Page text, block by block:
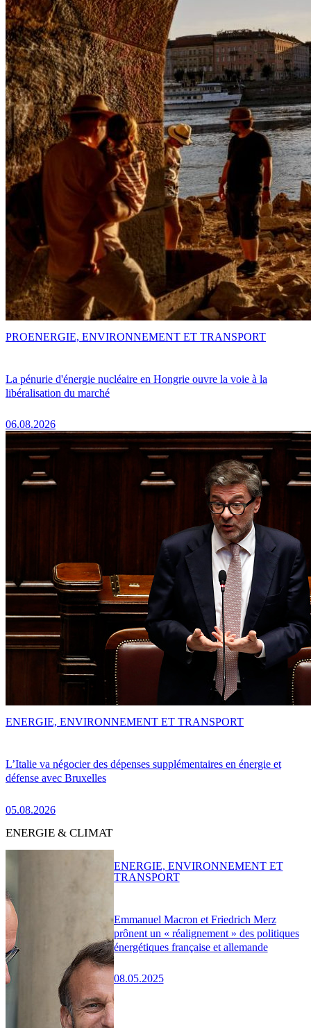
La pénurie d'énergie nucléaire en Hongrie ouvre la voie à la
libéralisation du marché
06.08.2026
PROENERGIE, ENVIRONNEMENT ET TRANSPORT
L’Italie va négocier des dépenses supplémentaires en énergie et
défense avec Bruxelles
05.08.2026
ENERGIE, ENVIRONNEMENT ET TRANSPORT
ENERGIE & CLIMAT
Emmanuel Macron et Friedrich Merz
prônent un « réalignement » des politiques
énergétiques française et allemande
08.05.2025
ENERGIE, ENVIRONNEMENT ET
TRANSPORT